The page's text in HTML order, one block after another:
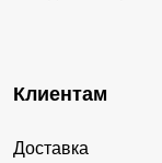
Клиентам
Доставка